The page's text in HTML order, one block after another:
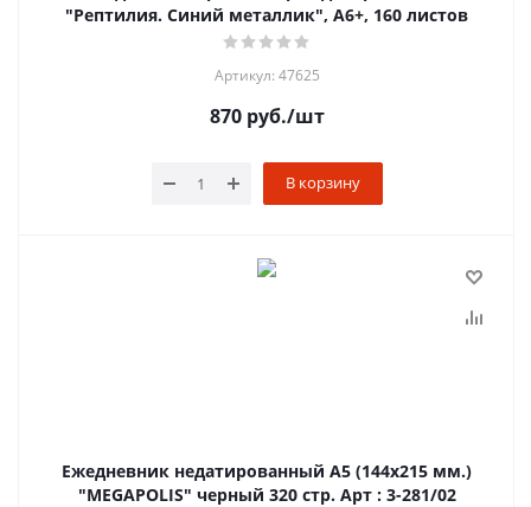
"Рептилия. Синий металлик", A6+, 160 листов
Артикул: 47625
870руб./шт
В корзину
Ежедневник недатированный А5 (144х215 мм.)
"MEGAPOLIS" черный 320 стр. Арт : 3-281/02